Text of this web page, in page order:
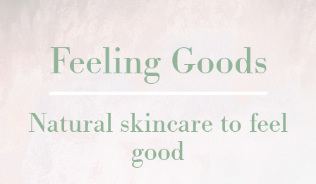
Feeling Goods
Natural skincare to feel
good